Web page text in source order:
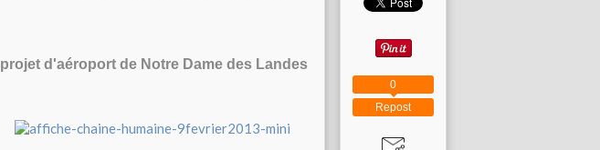
d'aéroport de Notre Dame des Landes
Repost
0